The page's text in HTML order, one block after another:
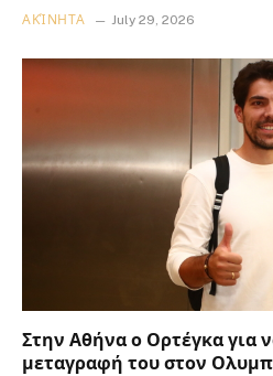
ΑΚΊΝΗΤΑ July 29, 2026
Στην Αθήνα ο Ορτέγκα για
μεταγραφή του στον